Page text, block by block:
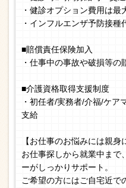
・健診オプション費用は最
・インフルエンザ予防接種
■賠償責任保険加入
・仕事中の事故や破損等の
■介護資格取得支援制度
・初任者/実務者/介福/ケア
支給
【お仕事のお悩みには親身
お仕事探しから就業中まで
ーがしっかりサポート。
ご希望の方にはご自宅近で